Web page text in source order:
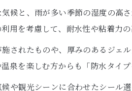
候と、雨が多い季節の湿度の高
用を考慮して、耐水性や粘着力
されたものや、厚みのあるジェ
泉を楽しむ方からも「防水タイ
や観光シーンに合わせたシール